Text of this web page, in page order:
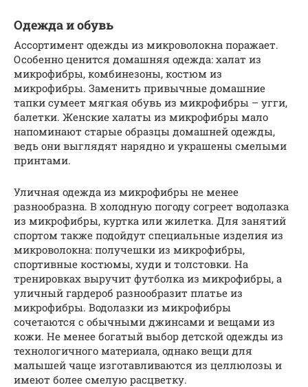
Одежда и обувь
Ассортимент одежды из микроволокна поражает.
Особенно ценится домашняя одежда: халат из
микрофибры, комбинезоны, костюм из
микрофибры. Заменить привычные домашние
тапки сумеет мягкая обувь из микрофибры – угги,
балетки. Женские халаты из микрофибры мало
напоминают старые образцы домашней одежды,
ведь они выглядят нарядно и украшены смелыми
принтами.
Уличная одежда из микрофибры не менее
разнообразна. В холодную погоду согреет водолазка
из микрофибры, куртка или жилетка. Для занятий
спортом также подойдут специальные изделия из
микроволокна: получешки из микрофибры,
спортивные костюмы, худи и толстовки. На
тренировках выручит футболка из микрофибры, а
уличный гардероб разнообразит платье из
микрофибры. Водолазки из микрофибры
сочетаются с обычными джинсами и вещами из
кожи. Не менее богатый выбор детской одежды из
технологичного материала, однако вещи для
малышей чаще изготавливаются из целлюлозы и
имеют более смелую расцветку.